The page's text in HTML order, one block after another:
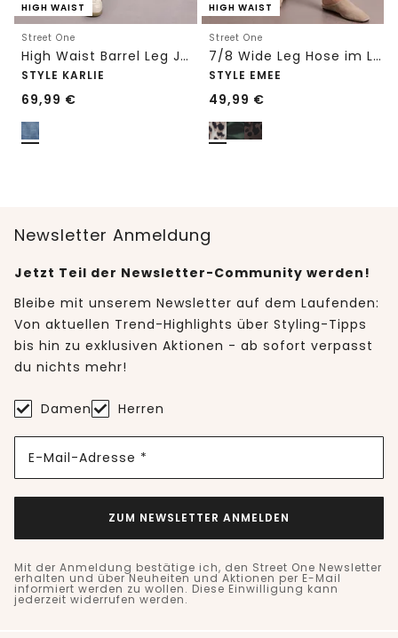
HIGH WAIST
Street One
High Waist Barrel Leg Jeans im Loose Fit
STYLE KARLIE
69,99 €
HIGH WAIST
Street One
7/8 Wide Leg Hose im Loose Fit mit Print
STYLE EMEE
49,99 €
Newsletter Anmeldung
Jetzt Teil der Newsletter-Community werden!
Bleibe mit unserem Newsletter auf dem Laufenden:
Von aktuellen Trend-Highlights über Styling-Tipps
bis hin zu exklusiven Aktionen - ab sofort verpasst
du nichts mehr!
Damen Herren
E-Mail-Adresse *
ZUM NEWSLETTER ANMELDEN
Mit der Anmeldung bestätige ich, den Street One Newsletter
erhalten und über Neuheiten und Aktionen per E-Mail
informiert werden zu wollen. Diese Einwilligung kann
jederzeit widerrufen werden.